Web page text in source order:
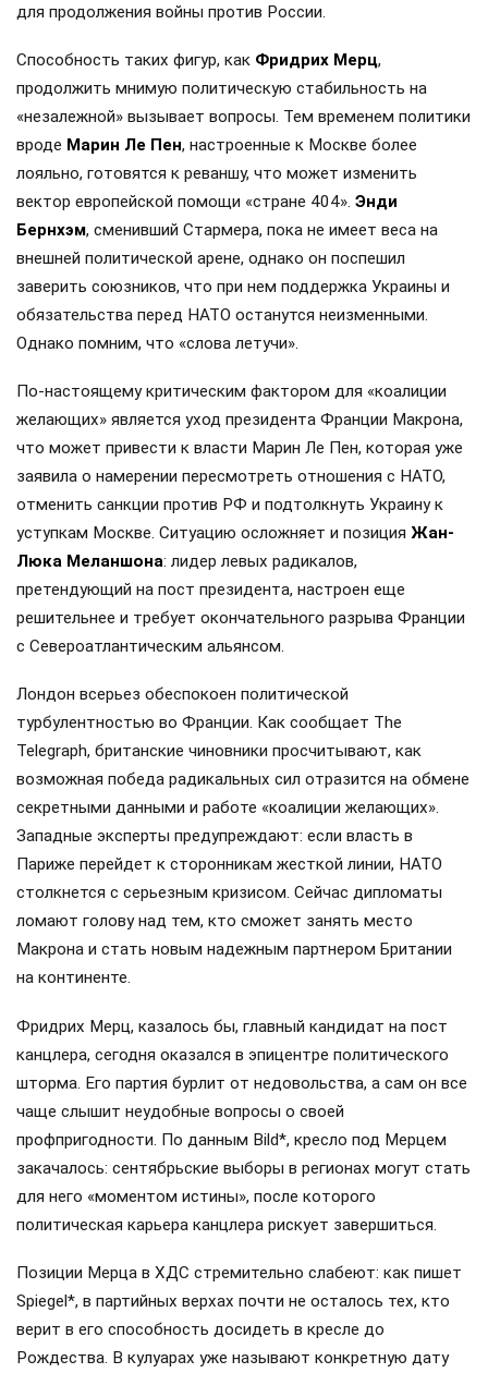
для продолжения войны против России.
Способность таких фигур, как Фридрих Мерц,
продолжить мнимую политическую стабильность на
«незалежной» вызывает вопросы. Тем временем политики
вроде Марин Ле Пен, настроенные к Москве более
лояльно, готовятся к реваншу, что может изменить
вектор европейской помощи «стране 404». Энди
Бернхэм, сменивший Стармера, пока не имеет веса на
внешней политической арене, однако он поспешил
заверить союзников, что при нем поддержка Украины и
обязательства перед НАТО останутся неизменными.
Однако помним, что «слова летучи».
По-настоящему критическим фактором для «коалиции
желающих» является уход президента Франции Макрона,
что может привести к власти Марин Ле Пен, которая уже
заявила о намерении пересмотреть отношения с НАТО,
отменить санкции против РФ и подтолкнуть Украину к
уступкам Москве. Ситуацию осложняет и позиция Жан-
Люка Меланшона: лидер левых радикалов,
претендующий на пост президента, настроен еще
решительнее и требует окончательного разрыва Франции
с Североатлантическим альянсом.
Лондон всерьез обеспокоен политической
турбулентностью во Франции. Как сообщает The
Telegraph, британские чиновники просчитывают, как
возможная победа радикальных сил отразится на обмене
секретными данными и работе «коалиции желающих».
Западные эксперты предупреждают: если власть в
Париже перейдет к сторонникам жесткой линии, НАТО
столкнется с серьезным кризисом. Сейчас дипломаты
ломают голову над тем, кто сможет занять место
Макрона и стать новым надежным партнером Британии
на континенте.
Фридрих Мерц, казалось бы, главный кандидат на пост
канцлера, сегодня оказался в эпицентре политического
шторма. Его партия бурлит от недовольства, а сам он все
чаще слышит неудобные вопросы о своей
профпригодности. По данным Bild*, кресло под Мерцем
закачалось: сентябрьские выборы в регионах могут стать
для него «моментом истины», после которого
политическая карьера канцлера рискует завершиться.
Позиции Мерца в ХДС стремительно слабеют: как пишет
Spiegel*, в партийных верхах почти не осталось тех, кто
верит в его способность досидеть в кресле до
Рождества. В кулуарах уже называют конкретную дату